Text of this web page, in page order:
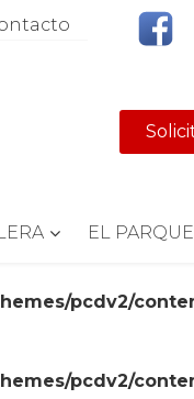
EL PARQUE
pcdv2/
pcdv2/